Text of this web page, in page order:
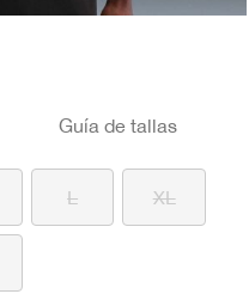
Guía de tallas
L XL